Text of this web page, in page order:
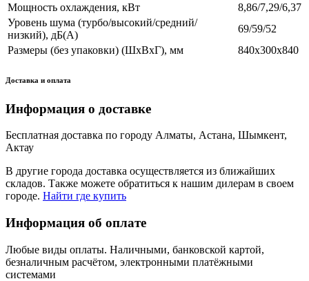
Мощность охлаждения, кВт
8,86/7,29/6,37
Уровень шума (турбо/высокий/средний/
низкий), дБ(А)
69/59/52
Размеры (без упаковки) (ШхВхГ), мм
840х300х840
Доставка и оплата
Информация о доставке
Бесплатная доставка по городу Алматы, Астана, Шымкент,
Актау
В другие города доставка осуществляется из ближайших
складов. Также можете обратиться к нашим дилерам в своем
городе. Найти где купить
Информация об оплате
Любые виды оплаты. Наличными, банковской картой,
безналичным расчётом, электронными платёжными
системами